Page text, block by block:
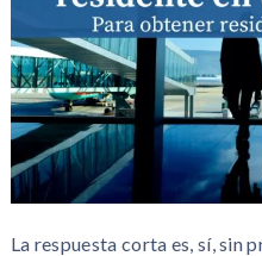
La respuesta corta es, sí, sin